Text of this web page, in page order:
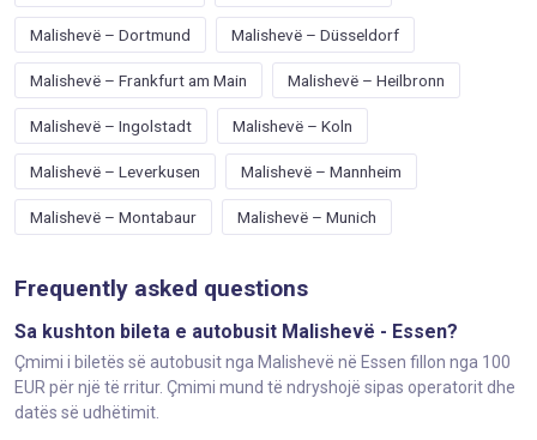
Malishevë – Dortmund Malishevë – Düsseldorf
Malishevë – Frankfurt am Main Malishevë – Heilbronn
Malishevë – Ingolstadt Malishevë – Koln
Malishevë – Leverkusen Malishevë – Mannheim
Malishevë – Montabaur Malishevë – Munich
Frequently asked questions
Sa kushton bileta e autobusit Malishevë - Essen?
Çmimi i biletës së autobusit nga Malishevë në Essen fillon nga 100
EUR për një të rritur. Çmimi mund të ndryshojë sipas operatorit dhe
datës së udhëtimit.